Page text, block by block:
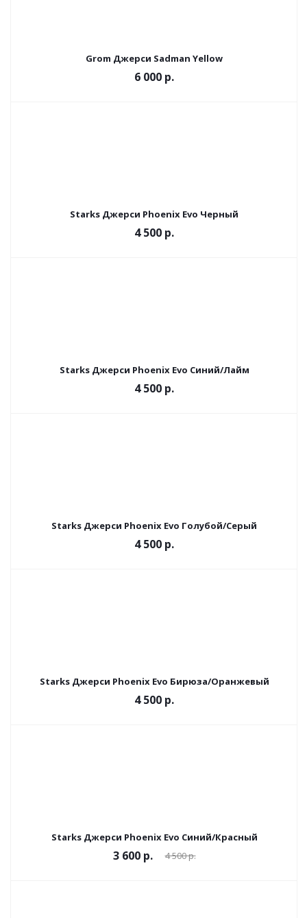
Grom Джерси Sadman Yellow
6 000 р.
Starks Джерси Phoenix Evo Черный
4 500 р.
Starks Джерси Phoenix Evo Синий/Лайм
4 500 р.
Starks Джерси Phoenix Evo Голубой/Серый
4 500 р.
Starks Джерси Phoenix Evo Бирюза/Оранжевый
4 500 р.
Starks Джерси Phoenix Evo Синий/Красный
3 600 р. 4 500 р.